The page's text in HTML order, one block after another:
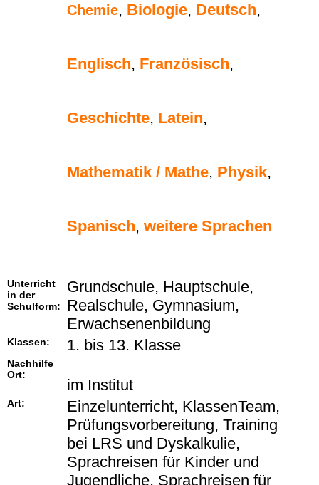
Chemie, Biologie, Deutsch,
Englisch, Französisch,
Geschichte, Latein,
Mathematik / Mathe, Physik,
Spanisch, weitere Sprachen
Unterricht
in der
Schulform:
Grundschule, Hauptschule,
Realschule, Gymnasium,
Erwachsenenbildung
Klassen: 1. bis 13. Klasse
Nachhilfe
Ort:
im Institut
Art:
Einzelunterricht, KlassenTeam,
Prüfungsvorbereitung, Training
bei LRS und Dyskalkulie,
Sprachreisen für Kinder und
Jugendliche, Sprachreisen für